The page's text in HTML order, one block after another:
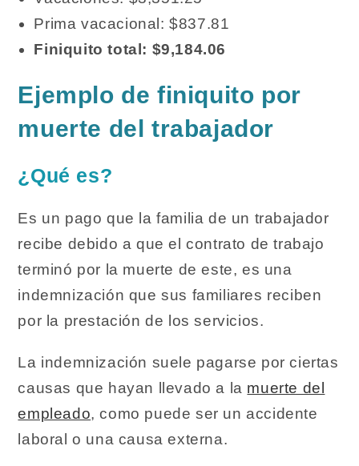
Prima vacacional: $837.81
Finiquito total: $9,184.06
Ejemplo de finiquito por
muerte del trabajador
¿Qué es?
Es un pago que la familia de un trabajador
recibe debido a que el contrato de trabajo
terminó por la muerte de este, es una
indemnización que sus familiares reciben
por la prestación de los servicios.
La indemnización suele pagarse por ciertas
causas que hayan llevado a la muerte del
empleado, como puede ser un accidente
laboral o una causa externa.